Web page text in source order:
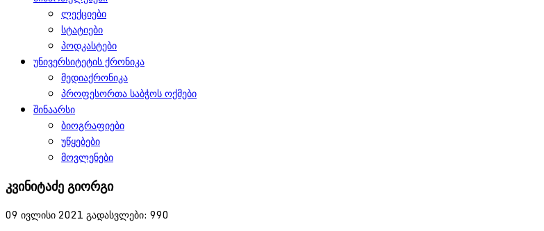
ლექციები
სტატიები
პოდკასტები
უნივერსიტეტის ქრონიკა
მედიაქრონიკა
პროფესორთა საბჭოს ოქმები
შინაარსი
ბიოგრაფიები
უწყებები
მოვლენები
კვინიტაძე გიორგი
09 ივლისი 2021 გადასვლები: 990